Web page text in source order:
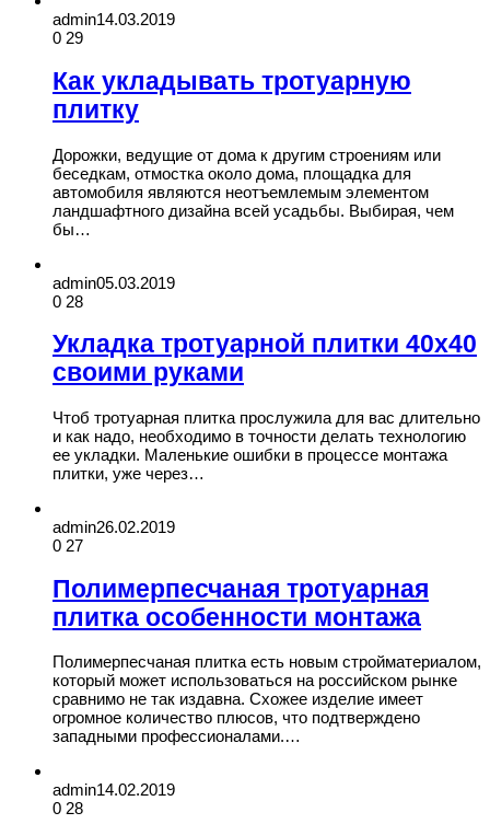
admin14.03.2019
0 29
Как укладывать тротуарную
плитку
Дорожки, ведущие от дома к другим строениям или
беседкам, отмостка около дома, площадка для
автомобиля являются неотъемлемым элементом
ландшафтного дизайна всей усадьбы. Выбирая, чем
бы…
admin05.03.2019
0 28
Укладка тротуарной плитки 40х40
своими руками
Чтоб тротуарная плитка прослужила для вас длительно
и как надо, необходимо в точности делать технологию
ее укладки. Маленькие ошибки в процессе монтажа
плитки, уже через…
admin26.02.2019
0 27
Полимерпесчаная тротуарная
плитка особенности монтажа
Полимерпесчаная плитка есть новым стройматериалом,
который может использоваться на российском рынке
сравнимо не так издавна. Схожее изделие имеет
огромное количество плюсов, что подтверждено
западными профессионалами.…
admin14.02.2019
0 28